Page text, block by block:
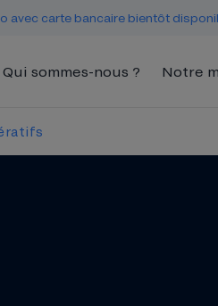
avec carte bancaire bientôt
Qui sommes-nous ? Notre